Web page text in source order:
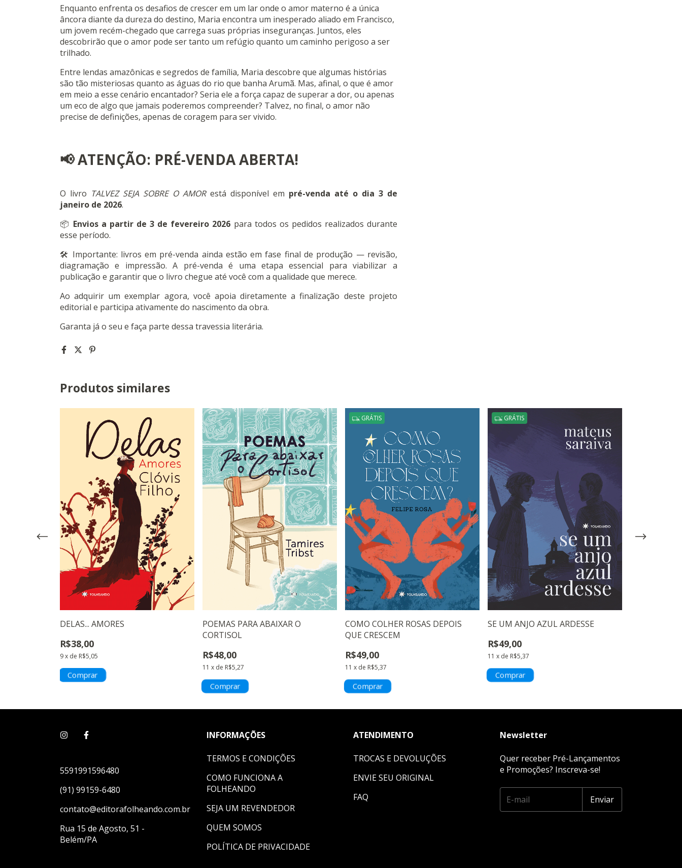
Enquanto enfrenta os desafios de crescer em um lar onde o amor materno é a única
âncora diante da dureza do destino, Maria encontra um inesperado aliado em Francisco,
um jovem recém-chegado que carrega suas próprias inseguranças. Juntos, eles
descobrirão que o amor pode ser tanto um refúgio quanto um caminho perigoso a ser
trilhado.
Entre lendas amazônicas e segredos de família, Maria descobre que algumas histórias
são tão misteriosas quanto as águas do rio que banha Arumã. Mas, afinal, o que é amor
em meio a esse cenário encantador? Seria ele a força capaz de superar a dor, ou apenas
um eco de algo que jamais poderemos compreender? Talvez, no final, o amor não
precise de definições, apenas de coragem para ser vivido.
📢ATENÇÃO: PRÉ-VENDA ABERTA!
O livro TALVEZ SEJA SOBRE O AMOR está disponível em pré-venda até o dia 3 de
janeiro de 2026.
📦 Envios a partir de 3 de fevereiro 2026 para todos os pedidos realizados durante
esse período.
🛠️ Importante: livros em pré-venda ainda estão em fase final de produção — revisão,
diagramação e impressão. A pré-venda é uma etapa essencial para viabilizar a
publicação e garantir que o livro chegue até você com a qualidade que merece.
Ao adquirir um exemplar agora, você apoia diretamente a finalização deste projeto
editorial e participa ativamente do nascimento da obra.
Garanta já o seu e faça parte dessa travessia literária.
Produtos similares
DELAS... AMORES
R$38,00
9x de R$5,05
POEMAS PARA ABAIXAR O
CORTISOL
R$48,00
11 x de R$5,27
GRÁTIS
COMO COLHER ROSAS DEPOIS
QUE CRESCEM
R$49,00
11 x de R$5,37
GRÁTIS
SE UM ANJO AZUL ARDESSE
R$49,00
11 x de R$5,37
5591991596480
(91) 99159-6480
contato@editorafolheando.com.br
Rua 15 de Agosto, 51 -
Belém/PA
INFORMAÇÕES
TERMOS E CONDIÇÕES
COMO FUNCIONA A
FOLHEANDO
SEJA UM REVENDEDOR
QUEM SOMOS
POLÍTICA DE PRIVACIDADE
ATENDIMENTO
TROCAS E DEVOLUÇÕES
ENVIE SEU ORIGINAL
FAQ
Newsletter
Quer receber Pré-Lançamentos
e Promoções? Inscreva-se!